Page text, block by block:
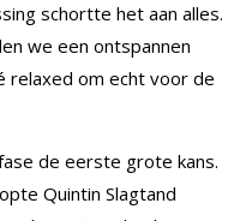
schortte het aan alles.
we een ontspannen
relaxed om echt voor de
de eerste grote kans.
Quintin Slagtand